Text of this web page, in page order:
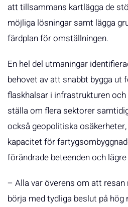
att tillsammans kartlägga de
möjliga lösningar samt lägga
färdplan för omställningen.
En hel del utmaningar
behovet av att snabbt bygga ut
flaskhalsar i infrastrukturen
ställa om flera sektorer
också geopolitiska
kapacitet för
förändrade beteenden och
– Alla var överens om att
börja med tydliga beslut på hög